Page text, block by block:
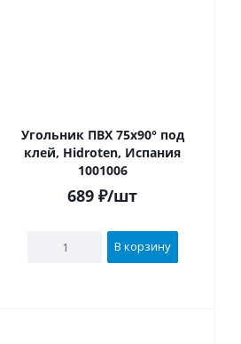
Угольник ПВХ 75х90° под
клей, Hidroten, Испания
1001006
689 ₽/шт
В корзину